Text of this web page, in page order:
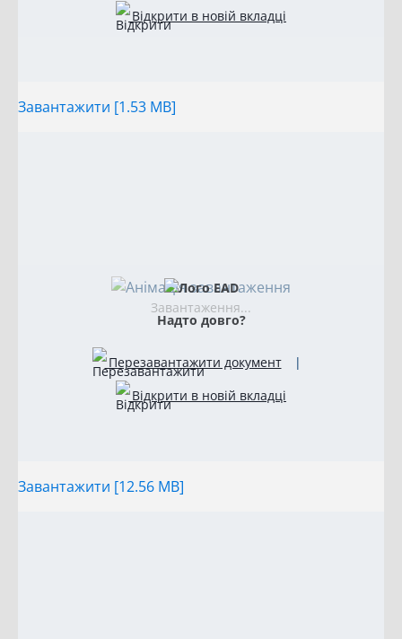
Відкрити в новій вкладці
Завантажити [1.53 MB]
Завантаження...
Надто довго?
Перезавантажити документ
|
Відкрити в новій вкладці
Завантажити [12.56 MB]